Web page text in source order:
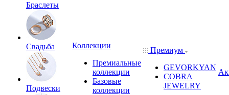
Браслеты
Свадьба
Подвески
Коллекции
Премиальные
коллекции
Базовые
коллекции
Премиум
GEVORKYAN
COBRA
JEWELRY